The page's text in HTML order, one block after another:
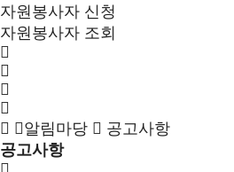
자원봉사자 신청
자원봉사자 조회
알림마당
공고사항
공고사항